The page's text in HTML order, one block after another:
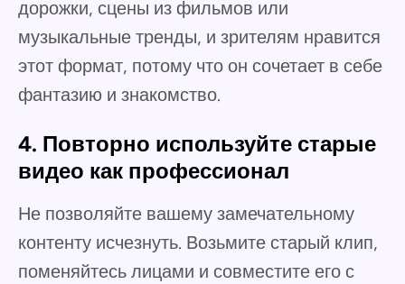
дорожки, сцены из фильмов или
музыкальные тренды, и зрителям нравится
этот формат, потому что он сочетает в себе
фантазию и знакомство.
4. Повторно используйте старые
видео как профессионал
Не позволяйте вашему замечательному
контенту исчезнуть. Возьмите старый клип,
поменяйтесь лицами и совместите его с